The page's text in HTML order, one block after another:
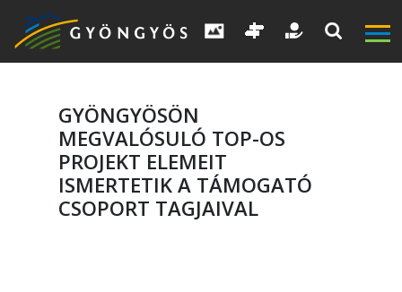
GYÖNGYÖSÖN
MEGVALÓSULÓ TOP-OS
PROJEKT ELEMEIT
ISMERTETIK A TÁMOGATÓ
CSOPORT TAGJAIVAL